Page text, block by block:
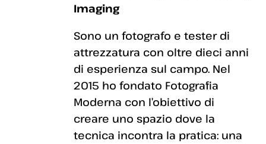
Imaging
Sono un fotografo e tester di
attrezzatura con oltre dieci anni
di esperienza sul campo. Nel
2015 ho fondato Fotografia
Moderna con l’obiettivo di
creare uno spazio dove la
tecnica incontra la pratica: una